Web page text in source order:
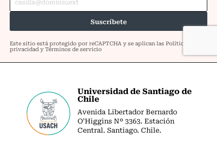
Universidad de Santiago de
Chile
Avenida Libertador Bernardo
O’Higgins Nº 3363. Estación
Central. Santiago. Chile.